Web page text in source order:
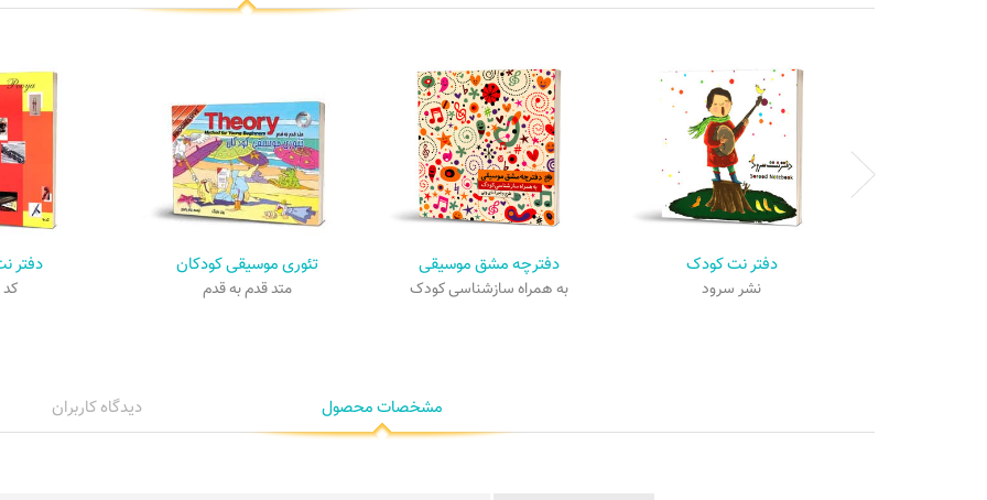
دفتر نت کودک
نشر سرود
دفترچه مشق موسیقی
به همراه سازشناسی کودک
تئوری موسیقی کودکان
متد قدم به قدم
دفتر
کد ۹
مشخصات محصول دیدگاه کاربران